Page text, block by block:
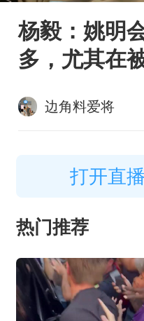
杨毅：姚明
多，尤其在
边角料爱将
打开直
热门推荐